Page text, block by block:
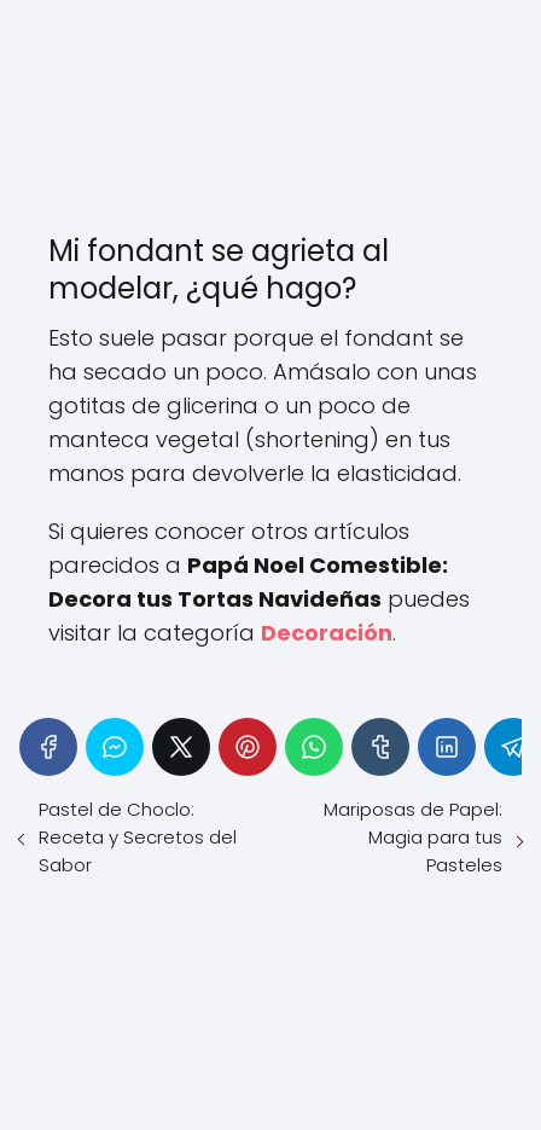
Mi fondant se agrieta al
modelar, ¿qué hago?
Esto suele pasar porque el fondant se
ha secado un poco. Amásalo con unas
gotitas de glicerina o un poco de
manteca vegetal (shortening) en tus
manos para devolverle la elasticidad.
Si quieres conocer otros artículos
parecidos a Papá Noel Comestible:
Decora tus Tortas Navideñas puedes
visitar la categoría Decoración.
Pastel de Choclo:
Receta y Secretos del
Sabor
Mariposas de Papel:
Magia para tus
Pasteles